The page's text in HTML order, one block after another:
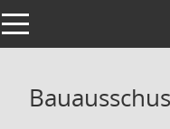
Toggle navigation